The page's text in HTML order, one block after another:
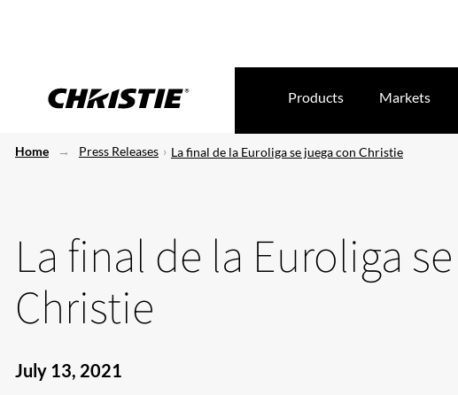
Products Markets
Home Press Releases La final de la Euroliga se juega con Christie
La final de la Euroliga
Christie
July 13, 2021